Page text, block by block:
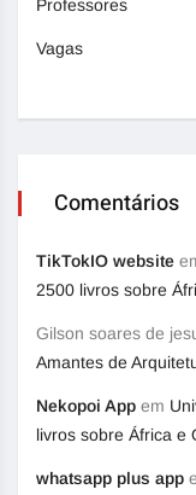
Professores
Vagas
Comentários
TikTokIO website
2500 livros sobre
Gilson soares de
Amantes de
Nekopoi App em
livros sobre África e
whatsapp plus app